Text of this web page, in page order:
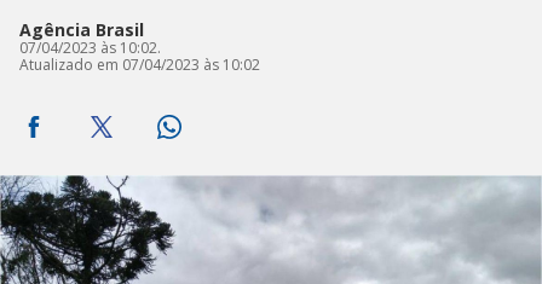
Agência Brasil
07/04/2023 às 10:02.
Atualizado em 07/04/2023 às 10:02